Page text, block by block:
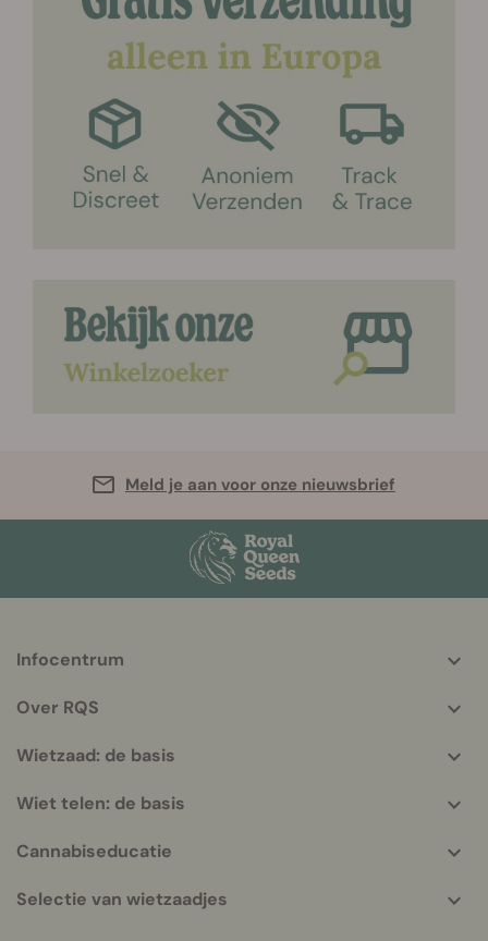
Meld je aan voor onze nieuwsbrief
More
info
Infocentrum
Over RQS
Wietzaad: de basis
Wiet telen: de basis
Cannabiseducatie
Selectie van wietzaadjes